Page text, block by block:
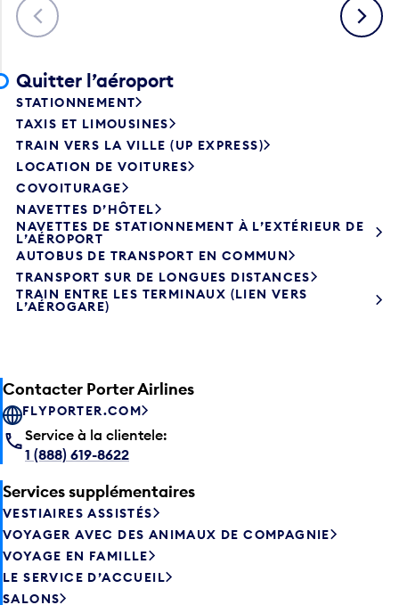
Précédent Suivant
Quitter l’aéroport
STATIONNEMENT
TAXIS ET LIMOUSINES
TRAIN VERS LA VILLE (UP EXPRESS)
LOCATION DE VOITURES
COVOITURAGE
NAVETTES D’HÔTEL
NAVETTES DE STATIONNEMENT À L’EXTÉRIEUR DE
L’AÉROPORT
AUTOBUS DE TRANSPORT EN COMMUN
TRANSPORT SUR DE LONGUES DISTANCES
TRAIN ENTRE LES TERMINAUX (LIEN VERS
L’AÉROGARE)
Contacter Porter Airlines
FLYPORTER.COM
Service à la clientele:
1 (888) 619-8622
Services supplémentaires
VESTIAIRES ASSISTÉS
VOYAGER AVEC DES ANIMAUX DE COMPAGNIE
VOYAGE EN FAMILLE
LE SERVICE D’ACCUEIL
SALONS